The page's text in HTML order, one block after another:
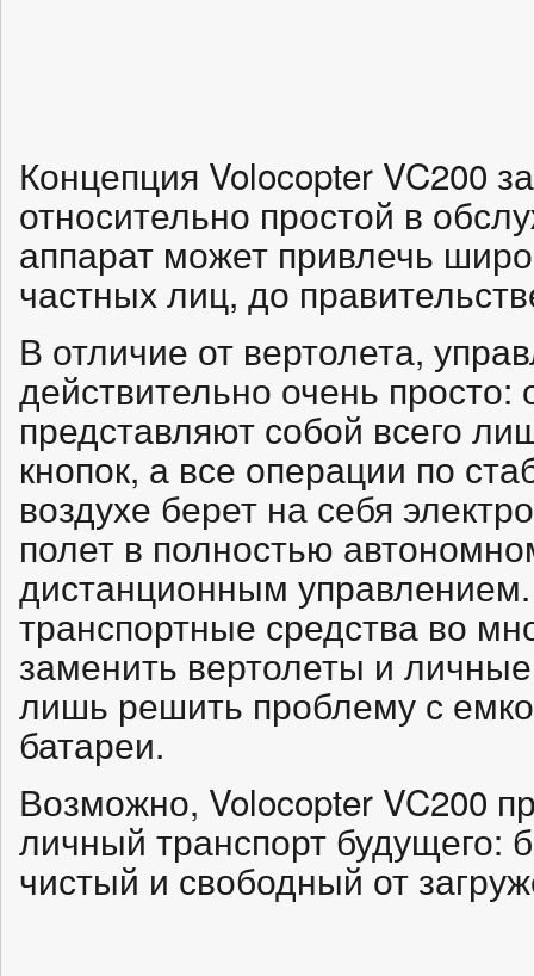
Концепция Volocopter VC200
относительно простой в
аппарат может привлечь
частных лиц, до
В отличие от вертолета,
действительно очень просто:
представляют собой всего
кнопок, а все операции по
воздухе берет на себя
полет в полностью
дистанционным
транспортные средства во
заменить вертолеты и
лишь решить проблему с
батареи.
Возможно, Volocopter VC200
личный транспорт будущего:
чистый и свободный от